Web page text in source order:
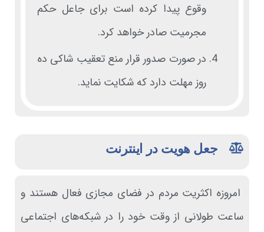
وقوع پیدا کرده است برای جاعل حکم
مجرمیت صادر خواهد کرد.
در صورت صدور قرار منع تعقیب شاکی ده
روز مهلت دارد که شکایت نماید.
جعل هویت در اینترنت
امروزه اکثریت مردم در فضای مجازی فعال هستند و
ساعت طولانی از وقت خود را در شبکه‌های اجتماعی